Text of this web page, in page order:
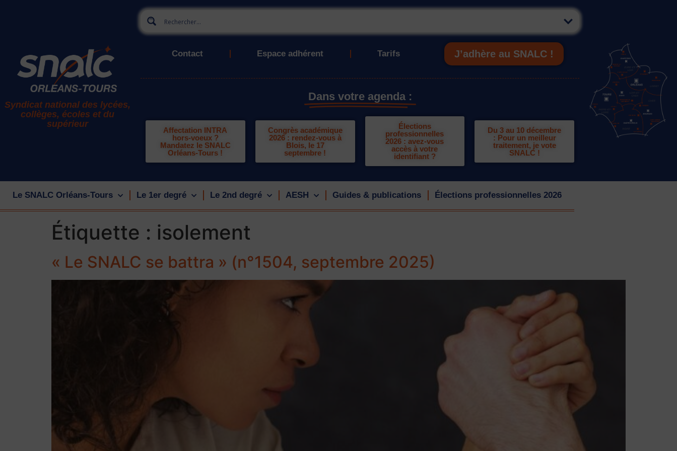
Syndicat national des lycées,
collèges, écoles et du
supérieur
Contact Espace adhérent Tarifs J’adhère au SNALC !
Dans votre agenda :
Affectation INTRA
hors-voeux ?
Mandatez le SNALC
Orléans-Tours !
Congrès académique
2026 : rendez-vous à
Blois, le 17
septembre !
Élections
professionnelles
2026 : avez-vous
accès à votre
identifiant ?
Du 3 au 10 décembre
: Pour un meilleur
traitement, je vote
SNALC !
Le SNALC Orléans-Tours Le 1er degré Le 2nd degré AESH Guides & publications Élections professionnelles 2026
Étiquette : isolement
« Le SNALC se battra » (n°1504, septembre 2025)